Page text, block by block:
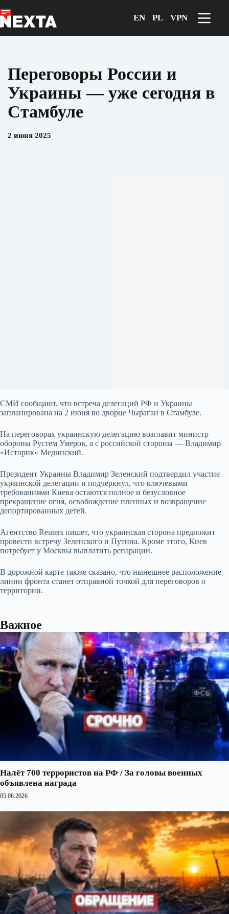
к
сути
EN PL VPN
Переговоры России и
Украины — уже сегодня в
Стамбуле
2 июня 2025
СМИ сообщают, что встреча делегаций РФ и Украины
запланирована на 2 июня во дворце Чыраган в Стамбуле.
На переговорах украинскую делегацию возглавит министр
обороны Рустем Умеров, а с российской стороны — Владимир
«Историк» Мединский.
Президент Украины Владимир Зеленский подтвердил участие
украинской делегации и подчеркнул, что ключевыми
требованиями Киева остаются полное и безусловное
прекращение огня, освобождение пленных и возвращение
депортированных детей.
Агентство Reuters пишет, что украинская сторона предложит
провести встречу Зеленского и Путина. Кроме этого, Киев
потребует у Москвы выплатить репарации.
В дорожной карте также сказано, что нынешнее расположение
линии фронта станет отправной точкой для переговоров о
территории.
Важное
Налёт 700 террористов на РФ / За головы военных
объявлена награда
05.08.2026